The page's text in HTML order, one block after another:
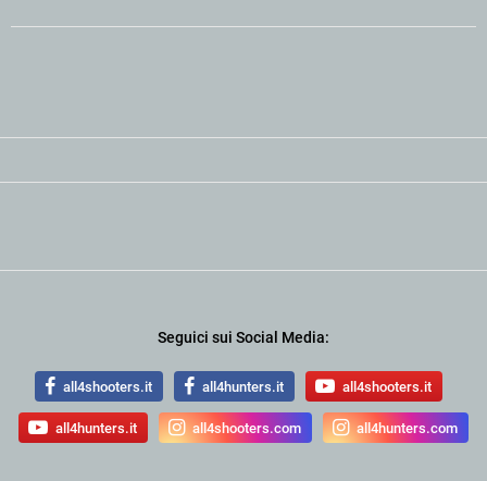
Seguici sui Social Media:
all4shooters.it all4hunters.it all4shooters.it
all4hunters.it all4shooters.com all4hunters.com